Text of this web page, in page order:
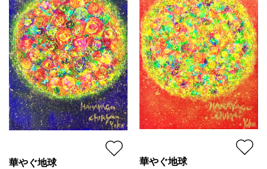
【キャンバスサイズ】 20×20×1.5cm
華やぐ地球 華やぐ地球